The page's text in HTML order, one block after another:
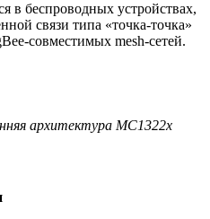
в беспроводных устройствах,
связи типа «точка-точка»
совместимых mesh-сетей.
архитектура MC1322x